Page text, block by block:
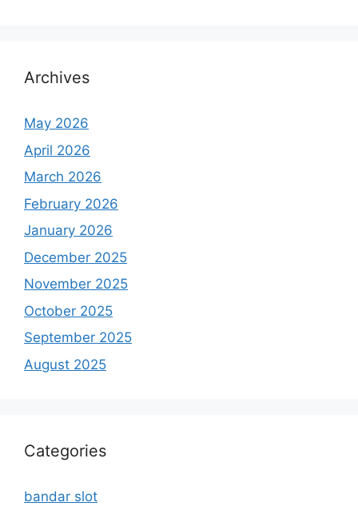
Archives
May 2026
April 2026
March 2026
February 2026
January 2026
December 2025
November 2025
October 2025
September 2025
August 2025
Categories
bandar slot